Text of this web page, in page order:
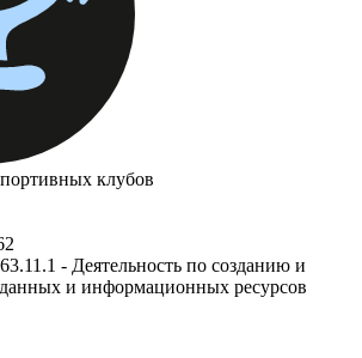
клубов
- Деятельность по созданию и
и информационных ресурсов